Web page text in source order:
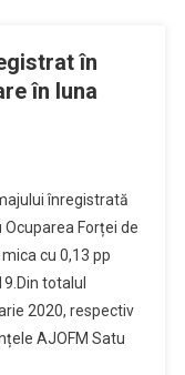
în
în luna
înregistrată
Forței de
cu 0,13 pp
totalul
2020, respectiv
AJOFM Satu